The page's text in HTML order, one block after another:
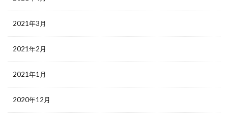
2021年3月
2021年2月
2021年1月
2020年12月